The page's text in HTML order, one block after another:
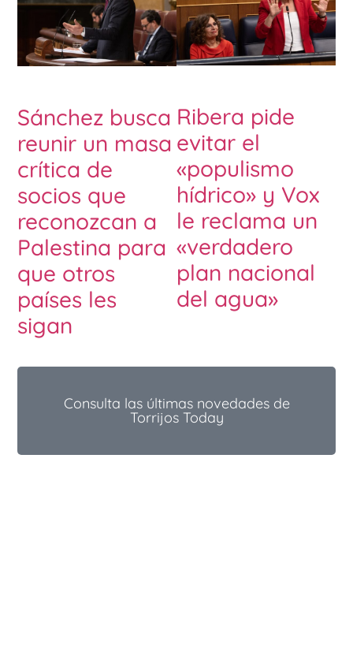
Sánchez busca
reunir un masa
crítica de
socios que
reconozcan a
Palestina para
que otros
países les
sigan
Ribera pide
evitar el
«populismo
hídrico» y Vox
le reclama un
«verdadero
plan nacional
del agua»
Consulta las últimas novedades de
Torrijos Today